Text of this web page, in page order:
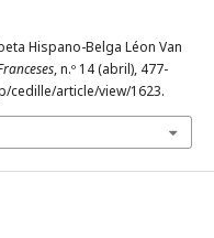
Hispano-Belga Léon Van
, n.º 14 (abril), 477-
cedille/article/view/1623.